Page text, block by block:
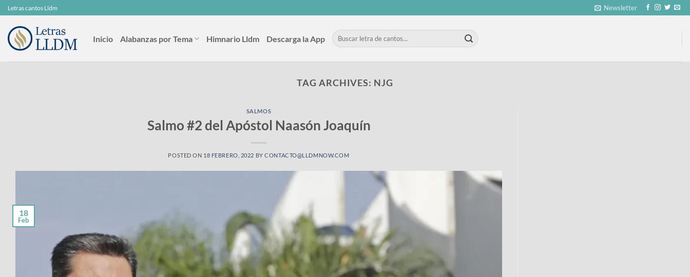
Skip
to
content
Letras cantos Lldm Newsletter
Inicio Alabanzas por Tema Himnario Lldm Descarga la App
TAG ARCHIVES: NJG
SALMOS
Salmo #2 del Apóstol Naasón Joaquín
POSTED ON 18 FEBRERO, 2022 BYCONTACTO@LLDMNOW.COM
18
Feb